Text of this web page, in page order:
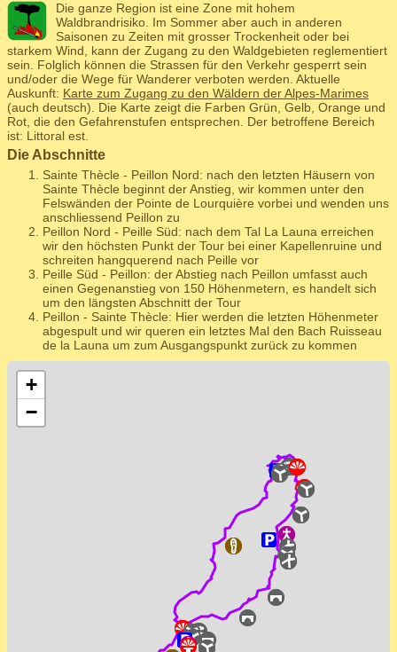
Die ganze Region ist eine Zone mit hohem
Waldbrandrisiko. Im Sommer aber auch in anderen
Saisonen zu Zeiten mit grosser Trockenheit oder bei
starkem Wind, kann der Zugang zu den Waldgebieten reglementiert
sein. Folglich können die Strassen für den Verkehr gesperrt sein
und/oder die Wege für Wanderer verboten werden. Aktuelle
Auskunft: Karte zum Zugang zu den Wäldern der Alpes-Marimes
(auch deutsch). Die Karte zeigt die Farben Grün, Gelb, Orange und
Rot, die den Gefahrenstufen entsprechen. Der betroffene Bereich
ist: Littoral est.
Die Abschnitte
Sainte Thècle - Peillon Nord: nach den letzten Häusern von
Sainte Thècle beginnt der Anstieg, wir kommen unter den
Felswänden der Pointe de Lourquière vorbei und wenden uns
anschliessend Peillon zu
Peillon Nord - Peille Süd: nach dem Tal La Launa erreichen
wir den höchsten Punkt der Tour bei einer Kapellenruine und
schreiten hangquerend nach Peille vor
Peille Süd - Peillon: der Abstieg nach Peillon umfasst auch
einen Gegenanstieg von 150 Höhenmetern, es handelt sich
um den längsten Abschnitt der Tour
Peillon - Sainte Thècle: Hier werden die letzten Höhenmeter
abgespult und wir queren ein letztes Mal den Bach Ruisseau
de la Launa um zum Ausgangspunkt zurück zu kommen
+
−